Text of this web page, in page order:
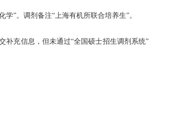
”。调剂备注“上海有机所联合培养生”。
补充信息，但未通过“全国硕士招生调剂系统”